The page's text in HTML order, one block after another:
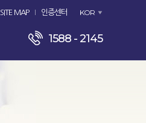
SITE MAP 인증센터 KOR
1588 - 2145